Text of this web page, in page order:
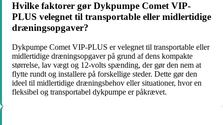
Hvilke faktorer gør Dykpumpe Comet VIP-
PLUS velegnet til transportable eller midlertidige
dræningsopgaver?
Dykpumpe Comet VIP-PLUS er velegnet til transportable eller
midlertidige dræningsopgaver på grund af dens kompakte
størrelse, lav vægt og 12-volts spænding, der gør den nem at
flytte rundt og installere på forskellige steder. Dette gør den
ideel til midlertidige dræningsbehov eller situationer, hvor en
fleksibel og transportabel dykpumpe er påkrævet.